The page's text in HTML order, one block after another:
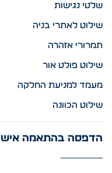
שלטי נגישות
שילוט לאתרי בניה
תמרורי אזהרה
שילוט פולט אור
מעמד למניעת החלקה
שילוט הכוונה
הדפסה בהתאמה